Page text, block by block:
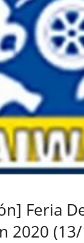
de
de alta calidad
para
Feria
2020